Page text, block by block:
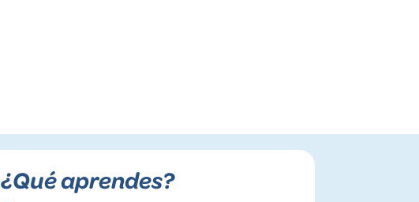
¿Qué aprendes?